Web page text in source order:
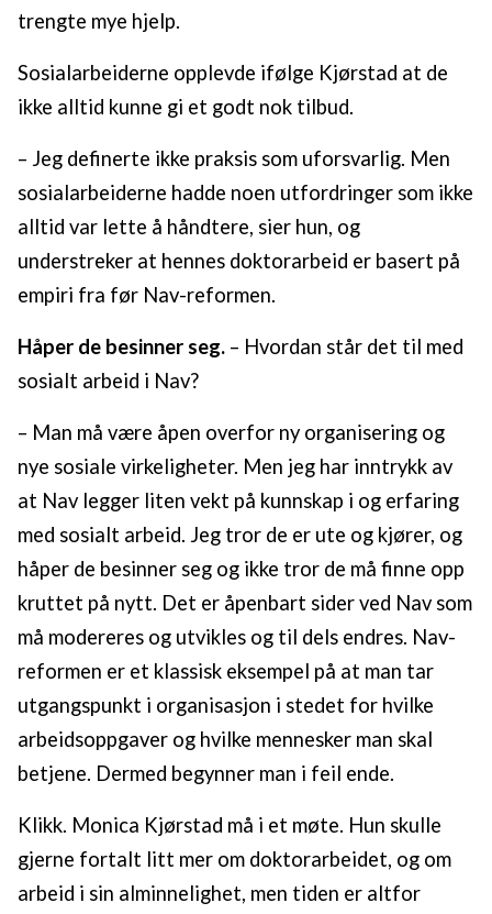
trengte mye hjelp.
Sosialarbeiderne opplevde ifølge Kjørstad at de
ikke alltid kunne gi et godt nok tilbud.
– Jeg definerte ikke praksis som uforsvarlig. Men
sosialarbeiderne hadde noen utfordringer som ikke
alltid var lette å håndtere, sier hun, og
understreker at hennes doktorarbeid er basert på
empiri fra før Nav-reformen.
Håper de besinner seg. – Hvordan står det til med
sosialt arbeid i Nav?
– Man må være åpen overfor ny organisering og
nye sosiale virkeligheter. Men jeg har inntrykk av
at Nav legger liten vekt på kunnskap i og erfaring
med sosialt arbeid. Jeg tror de er ute og kjører, og
håper de besinner seg og ikke tror de må finne opp
kruttet på nytt. Det er åpenbart sider ved Nav som
må modereres og utvikles og til dels endres. Nav-
reformen er et klassisk eksempel på at man tar
utgangspunkt i organisasjon i stedet for hvilke
arbeidsoppgaver og hvilke mennesker man skal
betjene. Dermed begynner man i feil ende.
Klikk. Monica Kjørstad må i et møte. Hun skulle
gjerne fortalt litt mer om doktorarbeidet, og om
arbeid i sin alminnelighet, men tiden er altfor